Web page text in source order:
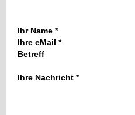
Ihr Name *
Ihre eMail *
Betreff
Ihre Nachricht *